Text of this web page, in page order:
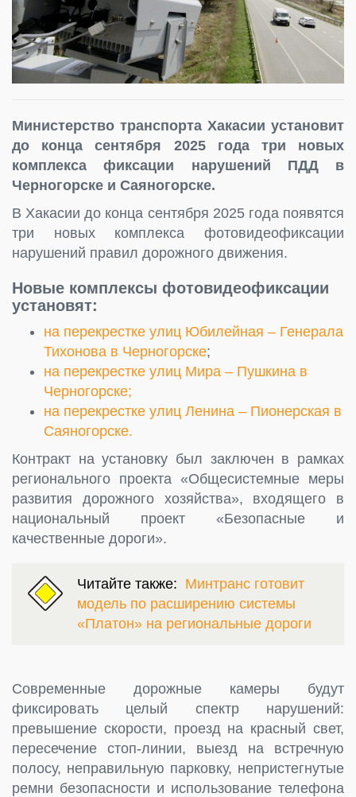
Министерство транспорта Хакасии установит
до конца сентября 2025 года три новых
комплекса фиксации нарушений ПДД в
Черногорске и Саяногорске.
В Хакасии до конца сентября 2025 года появятся
три новых комплекса фотовидеофиксации
нарушений правил дорожного движения.
Новые комплексы фотовидеофиксации
установят:
на перекрестке улиц Юбилейная – Генерала
Тихонова в Черногорске;
на перекрестке улиц Мира – Пушкина в
Черногорске;
на перекрестке улиц Ленина – Пионерская в
Саяногорске.
Контракт на установку был заключен в рамках
регионального проекта «Общесистемные меры
развития дорожного хозяйства», входящего в
национальный проект «Безопасные и
качественные дороги».
Читайте также: Минтранс готовит
модель по расширению системы
«Платон» на региональные дороги
Современные дорожные камеры будут
фиксировать целый спектр нарушений:
превышение скорости, проезд на красный свет,
пересечение стоп-линии, выезд на встречную
полосу, неправильную парковку, непристегнутые
ремни безопасности и использование телефона